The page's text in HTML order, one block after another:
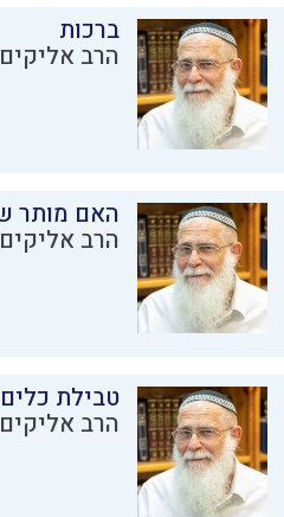
ברכות
הרב אליקים
האם מותר
הרב אליקים
טבילת
הרב אליקים